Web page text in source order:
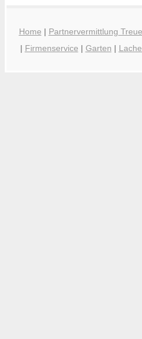
Home | Partnervermittlung
| Firmenservice | Garten |